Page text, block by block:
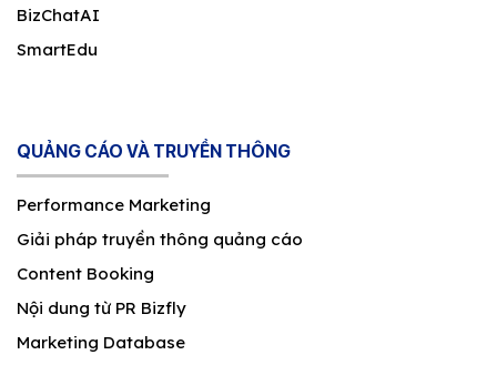
BizChatAI
SmartEdu
QUẢNG CÁO VÀ TRUYỀN THÔNG
Performance Marketing
Giải pháp truyền thông quảng cáo
Content Booking
Nội dung từ PR Bizfly
Marketing Database